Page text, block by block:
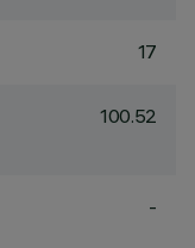
17
100.52
-